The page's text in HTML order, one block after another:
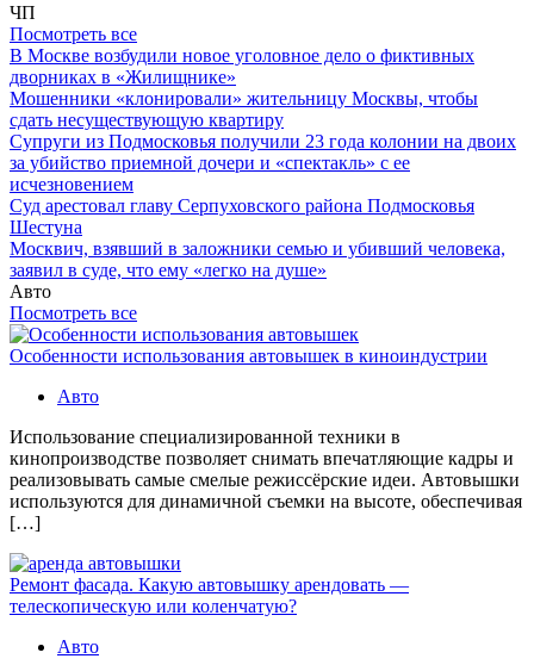
ЧП
Посмотреть все
В Москве возбудили новое уголовное дело о фиктивных
дворниках в «Жилищнике»
Мошенники «клонировали» жительницу Москвы, чтобы
сдать несуществующую квартиру
Супруги из Подмосковья получили 23 года колонии на двоих
за убийство приемной дочери и «спектакль» с ее
исчезновением
Суд арестовал главу Серпуховского района Подмосковья
Шестуна
Москвич, взявший в заложники семью и убивший человека,
заявил в суде, что ему «легко на душе»
Авто
Посмотреть все
Особенности использования автовышек в киноиндустрии
Авто
Использование специализированной техники в
кинопроизводстве позволяет снимать впечатляющие кадры и
реализовывать самые смелые режиссёрские идеи. Автовышки
используются для динамичной съемки на высоте, обеспечивая
[…]
Ремонт фасада. Какую автовышку арендовать —
телескопическую или коленчатую?
Авто